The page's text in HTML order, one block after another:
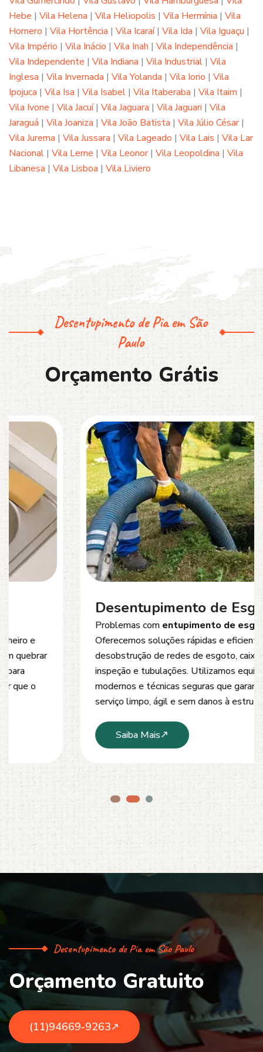
Hebe | Vila Helena | Vila Heliopolis | Vila Hermínia | Vila
Homero | Vila Hortência | Vila Icaraí| Vila Ida | Vila Iguaçu |
Vila Império | Vila Inácio | Vila Inah | Vila Independência |
Vila Independente | Vila Indiana | Vila Industrial | Vila
Inglesa | Vila Invernada | Vila Yolanda | Vila Iorio | Vila
Ipojuca | Vila Isa | Vila Isabel | Vila Itaberaba | Vila Itaim |
Vila Ivone | Vila Jacuí| Vila Jaguara | Vila Jaguari | Vila
Jaraguá | Vila Joaniza | Vila João Batista | Vila Júlio César|
Vila Jurema | Vila Jussara | Vila Lageado | Vila Lais | Vila Lar
Nacional | Vila Leme | Vila Leonor| Vila Leopoldina | Vila
Libanesa | Vila Lisboa | Vila Liviero
Desentupimento de Pia em São
Paulo
Orçamento Grátis
Desentupimento de Esgoto
entupimento de esgoto?
Oferecemos soluções rápidas e eficientes para
desobstrução de redes de esgoto, caixas de
inspeção e tubulações. Utilizamos equipamentos
modernos e técnicas seguras que garantem um
serviço limpo, ágil e sem danos à estrutura.
Desentupimento de Pia em São Paulo
Orçamento Gratuito
(11)94669-9263